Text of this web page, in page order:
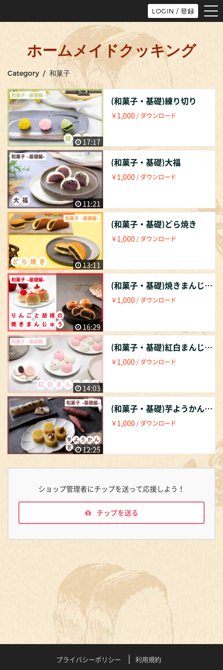
LOGIN / 登録
ホームメイドクッキング
Category / 和菓子
17:17
(和菓子・基礎)練り切り
￥1,000 / ダウンロード
11:21
(和菓子・基礎)大福
￥1,000 / ダウンロード
13:11
(和菓子・基礎)どら焼き
￥1,000 / ダウンロード
16:29
(和菓子・基礎)焼きまんじゅう
￥1,000 / ダウンロード
14:03
(和菓子・基礎)紅白まんじゅう
￥1,000 / ダウンロード
12:25
(和菓子・基礎)芋ようかんと豆ようかん
￥1,000 / ダウンロード
ショップ管理者にチップを送って応援しよう！
チップを送る
プライバシーポリシー 利用規約